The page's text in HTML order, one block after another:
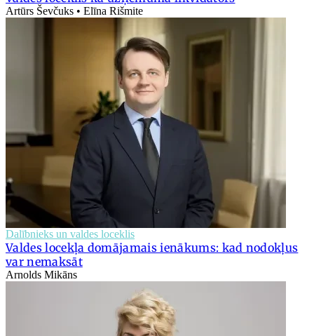
Artūrs Ševčuks • Elīna Rišmite
Dalībnieks un valdes loceklis
Valdes locekļa domājamais ienākums: kad nodokļus
var nemaksāt
Arnolds Mikāns